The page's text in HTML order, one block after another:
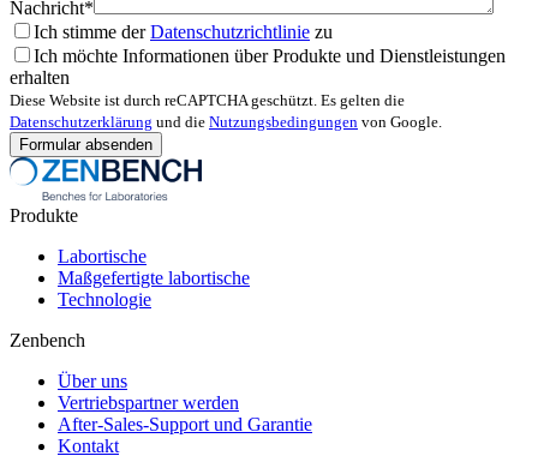
Nachricht*
Ich stimme derDatenschutzrichtlinie zu
Ich möchte Informationen über Produkte und Dienstleistungen
erhalten
Diese Website ist durch reCAPTCHA geschützt. Es gelten die
Datenschutzerklärung und die Nutzungsbedingungen von Google.
Produkte
Labortische
Maßgefertigte labortische
Technologie
Zenbench
Über uns
Vertriebspartner werden
After-Sales-Support und Garantie
Kontakt